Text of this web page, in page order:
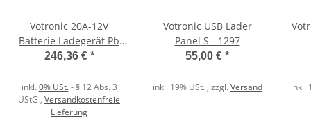
Votronic 20A-12V
Batterie Ladegerät Pb
1220 SMT 2B - 3101
246,36 € *
inkl.0% USt.- § 12 Abs. 3
UStG , Versandkostenfreie
Lieferung
Votronic USB Lader
Panel S - 1297
55,00 € *
inkl. 19% USt. , zzgl.Versand inkl.